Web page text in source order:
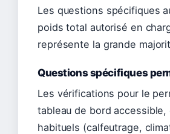
Les questions spécifiques
poids total autorisé en
représente la grande
Questions spécifiques
Les vérifications pour le
tableau de bord
habituels (calfeutrage,